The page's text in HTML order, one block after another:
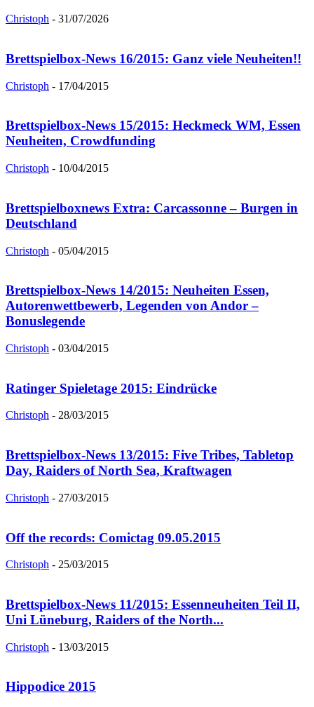
Christoph - 31/07/2026
Brettspielbox-News 16/2015: Ganz viele Neuheiten!!
Christoph - 17/04/2015
Brettspielbox-News 15/2015: Heckmeck WM, Essen
Neuheiten, Crowdfunding
Christoph - 10/04/2015
Brettspielboxnews Extra: Carcassonne – Burgen in
Deutschland
Christoph - 05/04/2015
Brettspielbox-News 14/2015: Neuheiten Essen,
Autorenwettbewerb, Legenden von Andor –
Bonuslegende
Christoph - 03/04/2015
Ratinger Spieletage 2015: Eindrücke
Christoph - 28/03/2015
Brettspielbox-News 13/2015: Five Tribes, Tabletop
Day, Raiders of North Sea, Kraftwagen
Christoph - 27/03/2015
Off the records: Comictag 09.05.2015
Christoph - 25/03/2015
Brettspielbox-News 11/2015: Essenneuheiten Teil II,
Uni Lüneburg, Raiders of the North...
Christoph - 13/03/2015
Hippodice 2015